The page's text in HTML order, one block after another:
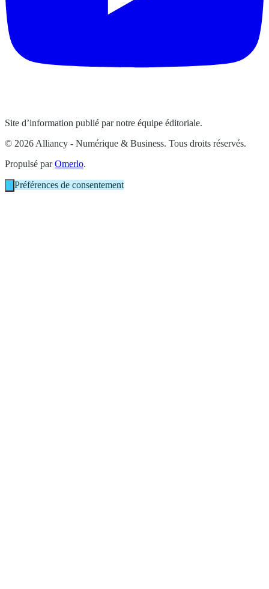
Site d’information publié par notre équipe éditoriale.
© 2026 Alliancy - Numérique & Business. Tous droits réservés.
Propulsé parOmerlo.
Préférences de consentement